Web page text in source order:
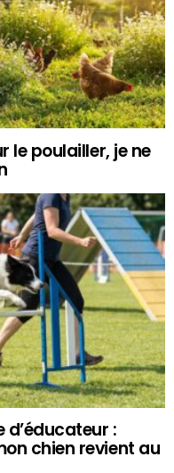
le poulailler, je ne
:
chien revient au